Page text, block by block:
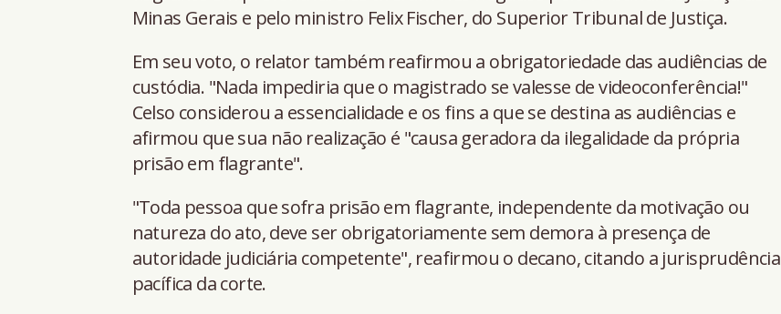
Minas Gerais e pelo ministro Felix Fischer, do Superior Tribunal de Justiça.
Em seu voto, o relator também reafirmou a obrigatoriedade das audiências de
custódia. "Nada impediria que o magistrado se valesse de videoconferência!"
Celso considerou a essencialidade e os fins a que se destina as audiências e
afirmou que sua não realização é "causa geradora da ilegalidade da própria
prisão em flagrante".
"Toda pessoa que sofra prisão em flagrante, independente da motivação ou
natureza do ato, deve ser obrigatoriamente sem demora à presença de
autoridade judiciária competente", reafirmou o decano, citando a jurisprudência
pacífica da corte.